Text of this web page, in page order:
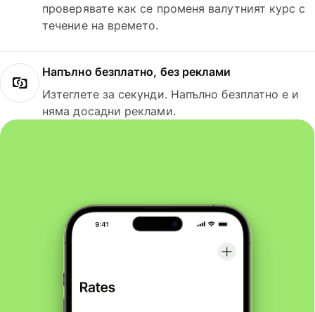
проверявате как се променя валутният курс с
течение на времето.
Напълно безплатно, без реклами
Изтеглете за секунди. Напълно безплатно е и
няма досадни реклами.